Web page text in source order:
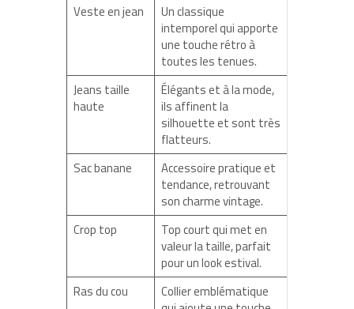
Veste en jean
Un classique
intemporel qui apporte
une touche rétro à
toutes les tenues.
Jeans taille
haute
Élégants et à la mode,
ils affinent la
silhouette et sont très
flatteurs.
Sac banane
Accessoire pratique et
tendance, retrouvant
son charme vintage.
Crop top
Top court qui met en
valeur la taille, parfait
pour un look estival.
Ras du cou
Collier emblématique